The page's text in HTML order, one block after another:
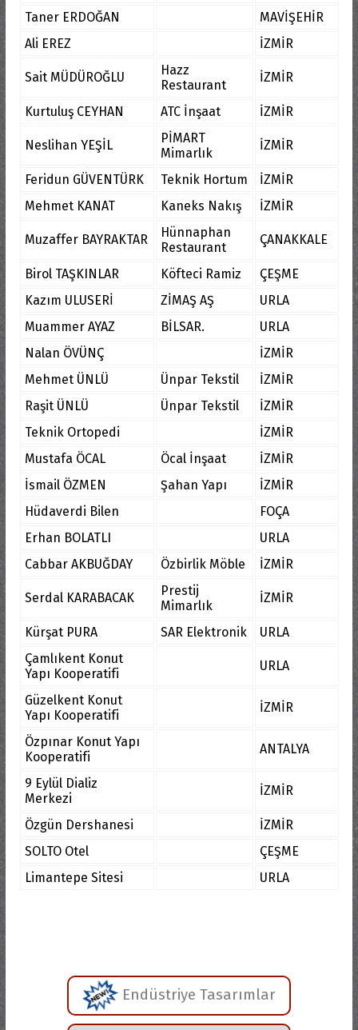
Taner ERDOĞAN
MAVİŞEHİR
Ali EREZ
İZMİR
Sait MÜDÜROĞLU
Hazz
Restaurant
İZMİR
Kurtuluş CEYHAN ATC İnşaat İZMİR
Neslihan YEŞİL
PİMART
Mimarlık
İZMİR
Feridun GÜVENTÜRK Teknik Hortum
İZMİR
Mehmet KANAT
Kaneks Nakış İZMİR
Muzaffer BAYRAKTAR
Hünnaphan
Restaurant
ÇANAKKALE
Birol TAŞKINLAR Köfteci Ramiz
ÇEŞME
Kazım ULUSERİ
ZİMAŞ AŞ
URLA
Muammer AYAZ
BİLSAR.
URLA
Nalan ÖVÜNÇ
İZMİR
Mehmet ÜNLÜ
Ünpar Tekstil
İZMİR
Raşit ÜNLÜ
Ünpar Tekstil
İZMİR
Teknik Ortopedi
İZMİR
Mustafa ÖCAL
Öcal İnşaat
İZMİR
İsmail ÖZMEN
Şahan Yapı
İZMİR
Hüdaverdi Bilen
FOÇA
Erhan BOLATLI
URLA
Cabbar AKBUĞDAY
Özbirlik Möble İZMİR
Serdal KARABACAK
Prestij
Mimarlık
İZMİR
Kürşat PURA SAR Elektronik
URLA
Çamlıkent Konut
Yapı Kooperatifi
URLA
Güzelkent Konut
Yapı Kooperatifi
İZMİR
Özpınar Konut Yapı
Kooperatifi
ANTALYA
9 Eylül Dializ
Merkezi
İZMİR
Özgün Dershanesi
İZMİR
SOLTO Otel
ÇEŞME
Limantepe Sitesi
URLA
Endüstriye Tasarımlar